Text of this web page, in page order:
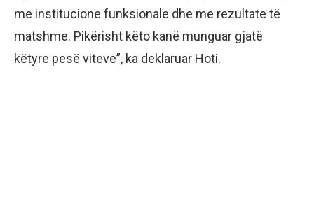
me institucione funksionale dhe me rezultate të
matshme. Pikërisht këto kanë munguar gjatë
këtyre pesë viteve”, ka deklaruar Hoti.